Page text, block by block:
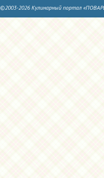
©2003-2026 Кулинарный портал